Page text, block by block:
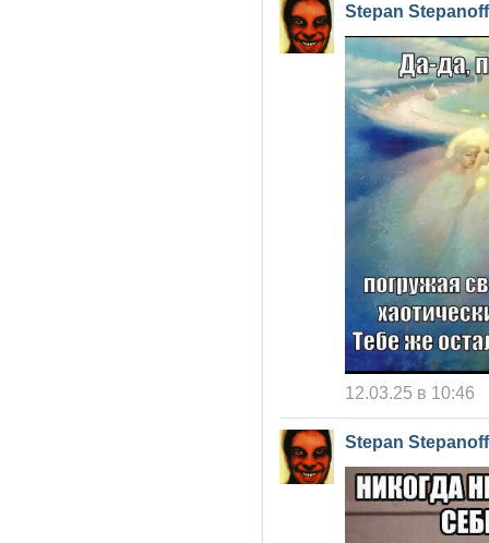
Stepan Stepanoff
12.03.25 в 10:46
Stepan Stepanoff